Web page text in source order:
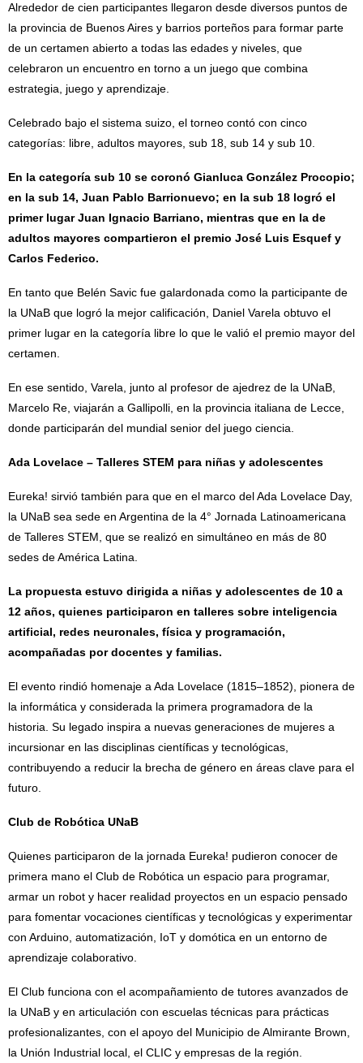
Alrededor de cien participantes llegaron desde diversos puntos de
la provincia de Buenos Aires y barrios porteños para formar parte
de un certamen abierto a todas las edades y niveles, que
celebraron un encuentro en torno a un juego que combina
estrategia, juego y aprendizaje.
Celebrado bajo el sistema suizo, el torneo contó con cinco
categorías: libre, adultos mayores, sub 18, sub 14 y sub 10.
En la categoría sub 10 se coronó Gianluca González Procopio;
en la sub 14, Juan Pablo Barrionuevo; en la sub 18 logró el
primer lugar Juan Ignacio Barriano, mientras que en la de
adultos mayores compartieron el premio José Luis Esquef y
Carlos Federico.
En tanto que Belén Savic fue galardonada como la participante de
la UNaB que logró la mejor calificación, Daniel Varela obtuvo el
primer lugar en la categoría libre lo que le valió el premio mayor del
certamen.
En ese sentido, Varela, junto al profesor de ajedrez de la UNaB,
Marcelo Re, viajarán a Gallipolli, en la provincia italiana de Lecce,
donde participarán del mundial senior del juego ciencia.
Ada Lovelace – Talleres STEM para niñas y adolescentes
Eureka! sirvió también para que en el marco del Ada Lovelace Day,
la UNaB sea sede en Argentina de la 4° Jornada Latinoamericana
de Talleres STEM, que se realizó en simultáneo en más de 80
sedes de América Latina.
La propuesta estuvo dirigida a niñas y adolescentes de 10 a
12 años, quienes participaron en talleres sobre inteligencia
artificial, redes neuronales, física y programación,
acompañadas por docentes y familias.
El evento rindió homenaje a Ada Lovelace (1815–1852), pionera de
la informática y considerada la primera programadora de la
historia. Su legado inspira a nuevas generaciones de mujeres a
incursionar en las disciplinas científicas y tecnológicas,
contribuyendo a reducir la brecha de género en áreas clave para el
futuro.
Club de Robótica UNaB
Quienes participaron de la jornada Eureka! pudieron conocer de
primera mano el Club de Robótica un espacio para programar,
armar un robot y hacer realidad proyectos en un espacio pensado
para fomentar vocaciones científicas y tecnológicas y experimentar
con Arduino, automatización, IoT y domótica en un entorno de
aprendizaje colaborativo.
El Club funciona con el acompañamiento de tutores avanzados de
la UNaB y en articulación con escuelas técnicas para prácticas
profesionalizantes, con el apoyo del Municipio de Almirante Brown,
la Unión Industrial local, el CLIC y empresas de la región.